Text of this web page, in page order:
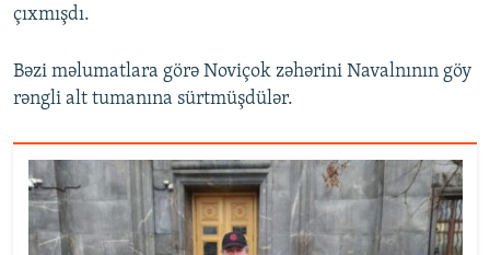
çıxmışdı.
Bəzi məlumatlara görə Noviçok zəhərini Navalnının göy
rəngli alt tumanına sürtmüşdülər.